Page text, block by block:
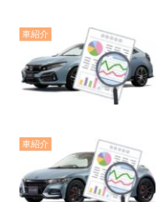
車紹介
車紹介